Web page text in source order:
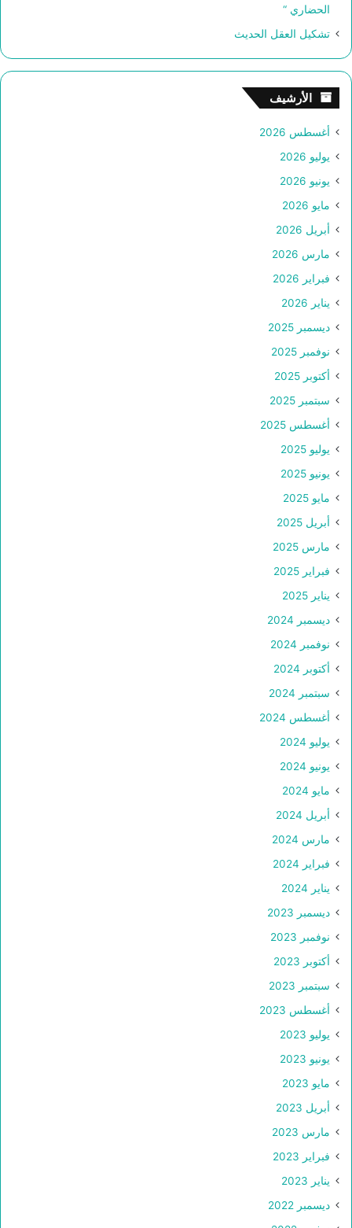
الحضاري “
تشكيل العقل الحديث
الأرشيف
أغسطس 2026
يوليو 2026
يونيو 2026
مايو 2026
أبريل 2026
مارس 2026
فبراير 2026
يناير 2026
ديسمبر 2025
نوفمبر 2025
أكتوبر 2025
سبتمبر 2025
أغسطس 2025
يوليو 2025
يونيو 2025
مايو 2025
أبريل 2025
مارس 2025
فبراير 2025
يناير 2025
ديسمبر 2024
نوفمبر 2024
أكتوبر 2024
سبتمبر 2024
أغسطس 2024
يوليو 2024
يونيو 2024
مايو 2024
أبريل 2024
مارس 2024
فبراير 2024
يناير 2024
ديسمبر 2023
نوفمبر 2023
أكتوبر 2023
سبتمبر 2023
أغسطس 2023
يوليو 2023
يونيو 2023
مايو 2023
أبريل 2023
مارس 2023
فبراير 2023
يناير 2023
ديسمبر 2022